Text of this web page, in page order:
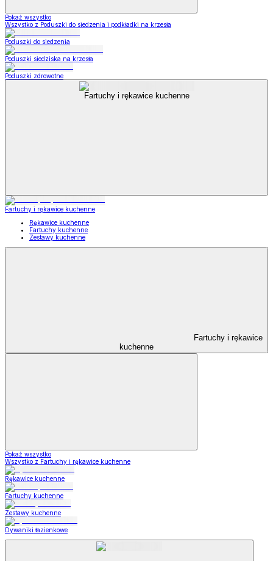
Pokaż wszystko
Wszystko z Poduszki do siedzenia i podkładki na krzesła
Poduszki do siedzenia
Poduszki siedziska na krzesła
Poduszki zdrowotne
Fartuchy i rękawice kuchenne
Fartuchy i rękawice kuchenne
Rękawice kuchenne
Fartuchy kuchenne
Zestawy kuchenne
Fartuchy i rękawice
kuchenne
Pokaż wszystko
Wszystko z Fartuchy i rękawice kuchenne
Rękawice kuchenne
Fartuchy kuchenne
Zestawy kuchenne
Dywaniki łazienkowe